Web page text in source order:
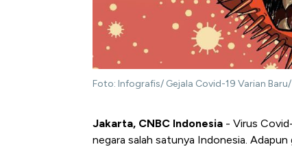
Foto: Infografis/ Gejala Covid-19 Varian
Jakarta, CNBC Indonesia - Virus
negara salah satunya Indonesia.